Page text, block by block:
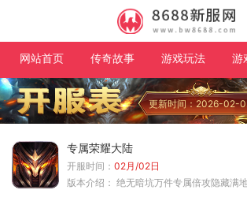
网站首页 传奇故事 游戏玩法 游
更新时间：2026-02-
专属荣耀大陆
开服时间： 02月/02日
版本介绍： 绝无暗坑万件专属倍攻隐藏满